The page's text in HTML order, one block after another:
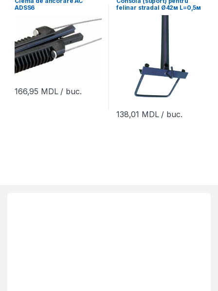
ADSS6
166,95 MDL/ buc.
felinar stradal Ø42м L=0,5м
138,01 MDL/ buc.